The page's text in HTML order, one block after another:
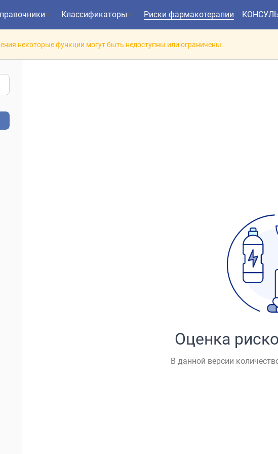
Классификаторы Риски фармакотерапии
некоторые функции могут быть недоступны или ограничены.
Взаимодействие
Оценка
В данной версии